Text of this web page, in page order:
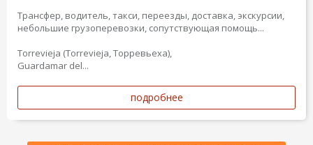
Трансфер, водитель, такси, переезды, доставка, экскурсии,
небольшие грузоперевозки, сопутствующая помощь...
Torrevieja (Torrevieja, Торревьеха),
Guardamar del...
подробнее